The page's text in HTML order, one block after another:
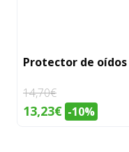
Protector de oídos
14,70€
El
13,23€El-10%